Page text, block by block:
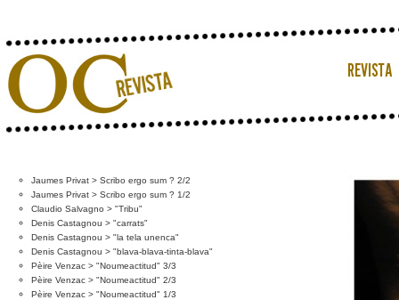
Jaumes Privat > Scribo ergo sum ? 2/2
Jaumes Privat > Scribo ergo sum ? 1/2
Claudio Salvagno > "Tribu"
Denis Castagnou > "carrats"
Denis Castagnou > "la tela unenca"
Denis Castagnou > "blava-blava-tinta-blava"
Pèire Venzac > "Noumeactitud" 3/3
Pèire Venzac > "Noumeactitud" 2/3
Pèire Venzac > "Noumeactitud" 1/3